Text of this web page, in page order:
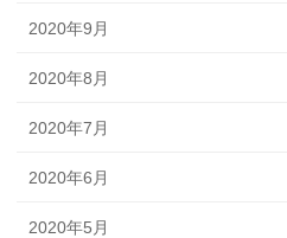
2020年9月
2020年8月
2020年7月
2020年6月
2020年5月